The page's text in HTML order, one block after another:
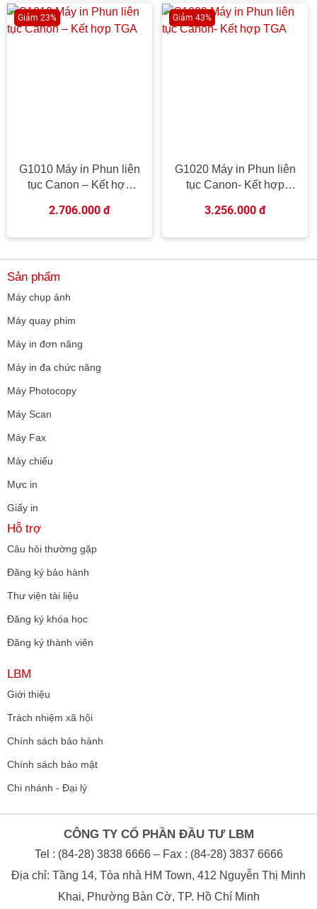
Giảm 23%
G1010 Máy in Phun liên
tục Canon – Kết hợp
2.706.000 đ
Giảm 43%
G1020 Máy in Phun liên
tục Canon- Kết hợp
3.256.000 đ
Sản phẩm
Máy chụp ảnh
Máy quay phim
Máy in đơn năng
Máy in đa chức năng
Máy Photocopy
Máy Scan
Máy Fax
Máy chiếu
Mực in
Giấy in
Hỗ trợ
Câu hỏi thường gặp
Đăng ký bảo hành
Thư viện tài liệu
Đăng ký khóa học
Đăng ký thành viên
LBM
Giới thiệu
Trách nhiệm xã hội
Chính sách bảo hành
Chính sách bảo mật
Chi nhánh - Đại lý
CÔNG TY CỔ PHẦN ĐẦU TƯ LBM
Tel : (84-28) 3838 6666 – Fax : (84-28) 3837 6666
Địa chỉ: Tầng 14, Tòa nhà HM Town, 412 Nguyễn Thị Minh
Khai, Phường Bàn Cờ, TP. Hồ Chí Minh